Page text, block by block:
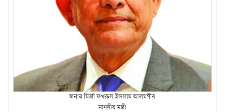
জনাব মির্জা ফখরুল ইসলাম আলমগীর
মাননীয় মন্ত্রী